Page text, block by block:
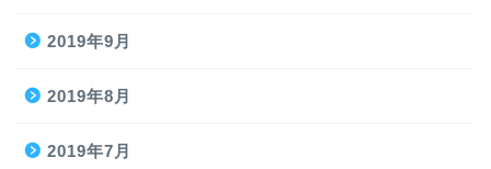
2019年9月
2019年8月
2019年7月